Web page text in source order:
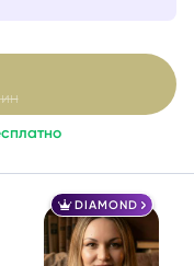
чувствуют
правильной
даю четкий ответ
DIAMOND